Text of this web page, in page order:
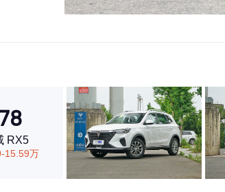
车
同级车
同级车
RX5
15.59万